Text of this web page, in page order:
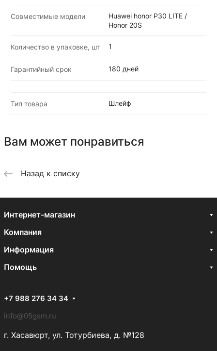
Совместимые модели
Huawei honor P30 LITE /
Honor 20S
Количество в упаковке, шт 1
Гарантийный срок 180 дней
Тип товара Шлейф
Вам может понравиться
Назад к списку
Интернет-магазин
Компания
Информация
Помощь
+7 988 276 34 34
info@05gsm.ru
г. Хасавюрт, ул. Тотурбиева, д. №128